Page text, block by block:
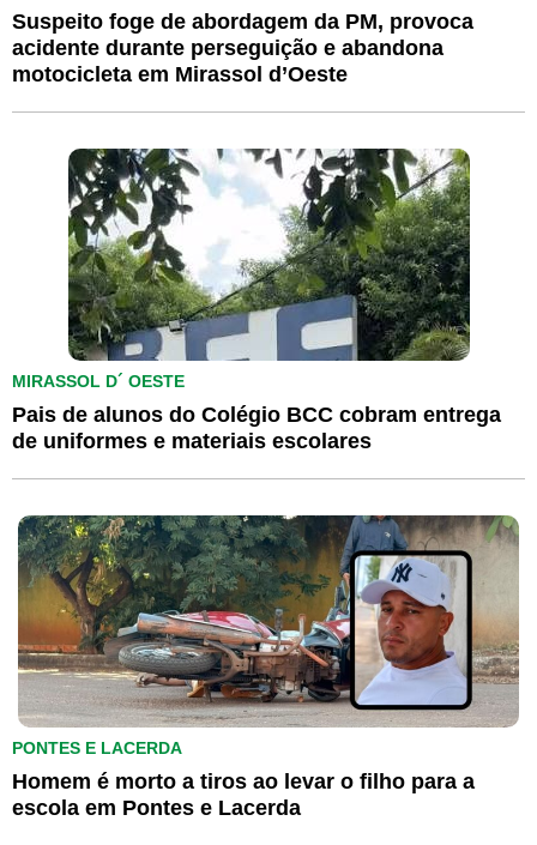
Suspeito foge de abordagem da PM, provoca
acidente durante perseguição e abandona
motocicleta em Mirassol d’Oeste
MIRASSOL D´ OESTE
Pais de alunos do Colégio BCC cobram entrega
de uniformes e materiais escolares
PONTES E LACERDA
Homem é morto a tiros ao levar o filho para a
escola em Pontes e Lacerda